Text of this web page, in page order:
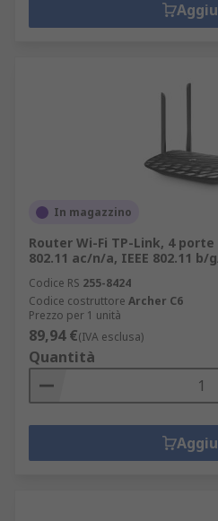
In magazzino
Router Wi-Fi TP-Link, 4 porte
802.11 ac/n/a, IEEE 802.11 b/
Codice RS 255-8424
Codice costruttore Archer C6
Prezzo per 1 unità
89,94 €(IVA esclusa)
Quantità